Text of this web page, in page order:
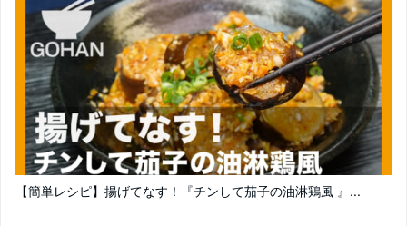
【簡単レシピ】揚げてなす！『チンして茄子の油淋鶏風 』...